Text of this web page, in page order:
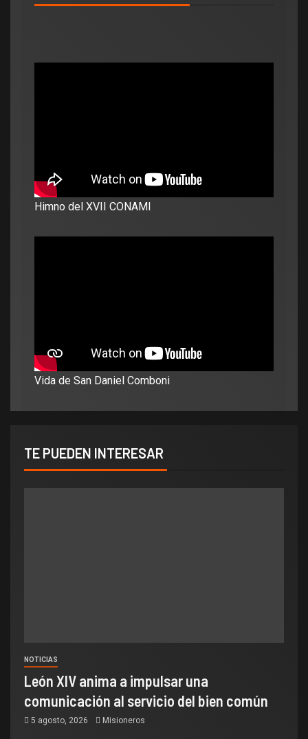
Himno del XVII CONAMI
Vida de San Daniel Comboni
TE PUEDEN INTERESAR
NOTICIAS
León XIV anima a impulsar una
comunicación al servicio del bien común
5 agosto, 2026 Misioneros